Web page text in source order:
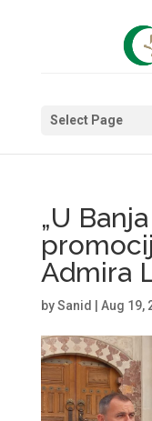
Select Page
„U
Admira
bySanid Aug 19,